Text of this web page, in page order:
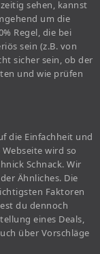
sehen, kannst
um die
Regel, die bei
sein (z.B. von
sicher sein, ob der
und wie prüfen
die Einfachheit und
wird so
Schnack. Wir
Ähnliches. Die
Faktoren
du dennoch
eines Deals,
über Vorschläge